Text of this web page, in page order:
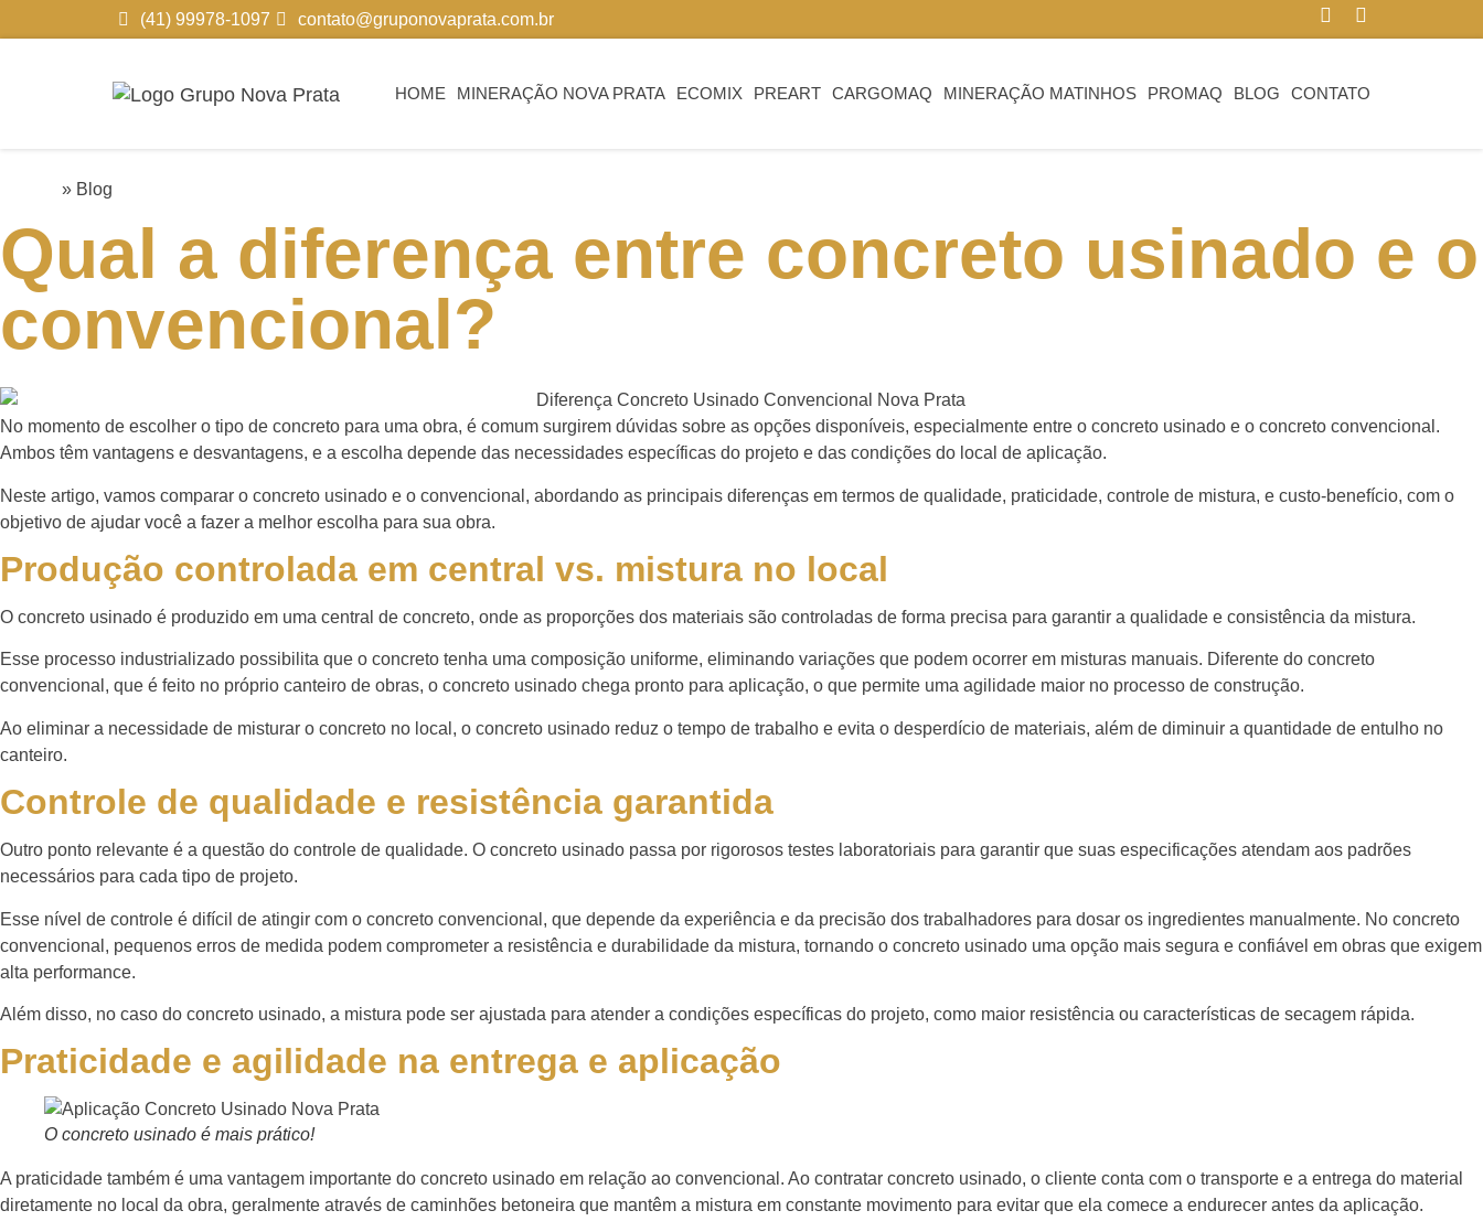
(41) 99978-1097 contato@gruponovaprata.com.br
HOME MINERAÇÃO NOVA PRATA ECOMIX PREART CARGOMAQ MINERAÇÃO MATINHOS PROMAQ BLOG CONTATO
» Blog
Qual a diferença entre concreto usinado e o
convencional?
No momento de escolher o tipo de concreto para uma obra, é comum surgirem dúvidas sobre as opções disponíveis, especialmente entre o concreto usinado e o concreto convencional.
Ambos têm vantagens e desvantagens, e a escolha depende das necessidades específicas do projeto e das condições do local de aplicação.
Neste artigo, vamos comparar o concreto usinado e o convencional, abordando as principais diferenças em termos de qualidade, praticidade, controle de mistura, e custo-benefício, com o
objetivo de ajudar você a fazer a melhor escolha para sua obra.
Produção controlada em central vs. mistura no local
O concreto usinado é produzido em uma central de concreto, onde as proporções dos materiais são controladas de forma precisa para garantir a qualidade e consistência da mistura.
Esse processo industrializado possibilita que o concreto tenha uma composição uniforme, eliminando variações que podem ocorrer em misturas manuais. Diferente do concreto
convencional, que é feito no próprio canteiro de obras, o concreto usinado chega pronto para aplicação, o que permite uma agilidade maior no processo de construção.
Ao eliminar a necessidade de misturar o concreto no local, o concreto usinado reduz o tempo de trabalho e evita o desperdício de materiais, além de diminuir a quantidade de entulho no
canteiro.
Controle de qualidade e resistência garantida
Outro ponto relevante é a questão do controle de qualidade. O concreto usinado passa por rigorosos testes laboratoriais para garantir que suas especificações atendam aos padrões
necessários para cada tipo de projeto.
Esse nível de controle é difícil de atingir com o concreto convencional, que depende da experiência e da precisão dos trabalhadores para dosar os ingredientes manualmente. No concreto
convencional, pequenos erros de medida podem comprometer a resistência e durabilidade da mistura, tornando o concreto usinado uma opção mais segura e confiável em obras que exigem
alta performance.
Além disso, no caso do concreto usinado, a mistura pode ser ajustada para atender a condições específicas do projeto, como maior resistência ou características de secagem rápida.
Praticidade e agilidade na entrega e aplicação
O concreto usinado é mais prático!
A praticidade também é uma vantagem importante do concreto usinado em relação ao convencional. Ao contratar concreto usinado, o cliente conta com o transporte e a entrega do material
diretamente no local da obra, geralmente através de caminhões betoneira que mantêm a mistura em constante movimento para evitar que ela comece a endurecer antes da aplicação.